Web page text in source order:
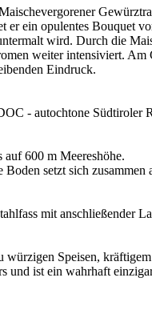
er ein opulentes Bouquet
wird. Durch die
weiter intensiviert.
Eindruck.
- autochtone Südtiroler
600 m Meereshöhe.
Boden setzt sich
mit anschließender
würzigen Speisen,
und ist ein wahrhaft